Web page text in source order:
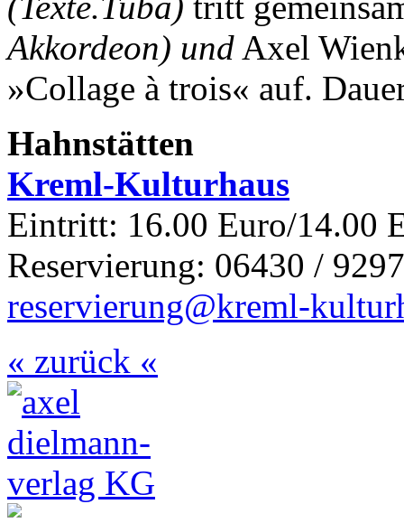
Akkordeon) und Axel
»Collage à trois« auf.
Hahnstätten
Kreml-Kulturhaus
Eintritt: 16.00 Euro/14.00
Reservierung: 06430 /
reservierung@kreml-
« zurück «